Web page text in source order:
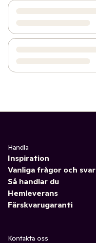
Handla
Inspiration
Vanliga frågor och svar
Så handlar du
Hemleverans
Färskvarugaranti
Kontakta oss